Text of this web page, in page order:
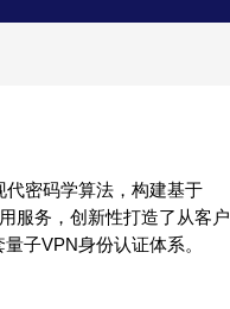
密码学算法，构建基于
服务，创新性打造了从客户
子VPN身份认证体系。